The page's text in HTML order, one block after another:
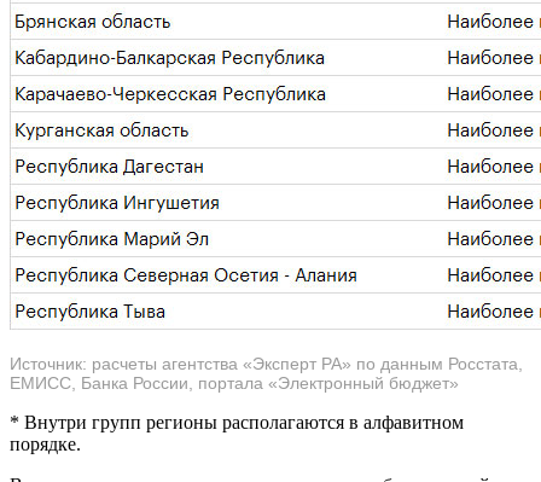
Источник: расчеты агентства «Эксперт РА» по данным Росстата,
ЕМИСС, Банка России, портала «Электронный бюджет»
* Внутри групп регионы располагаются в алфавитном
порядке.